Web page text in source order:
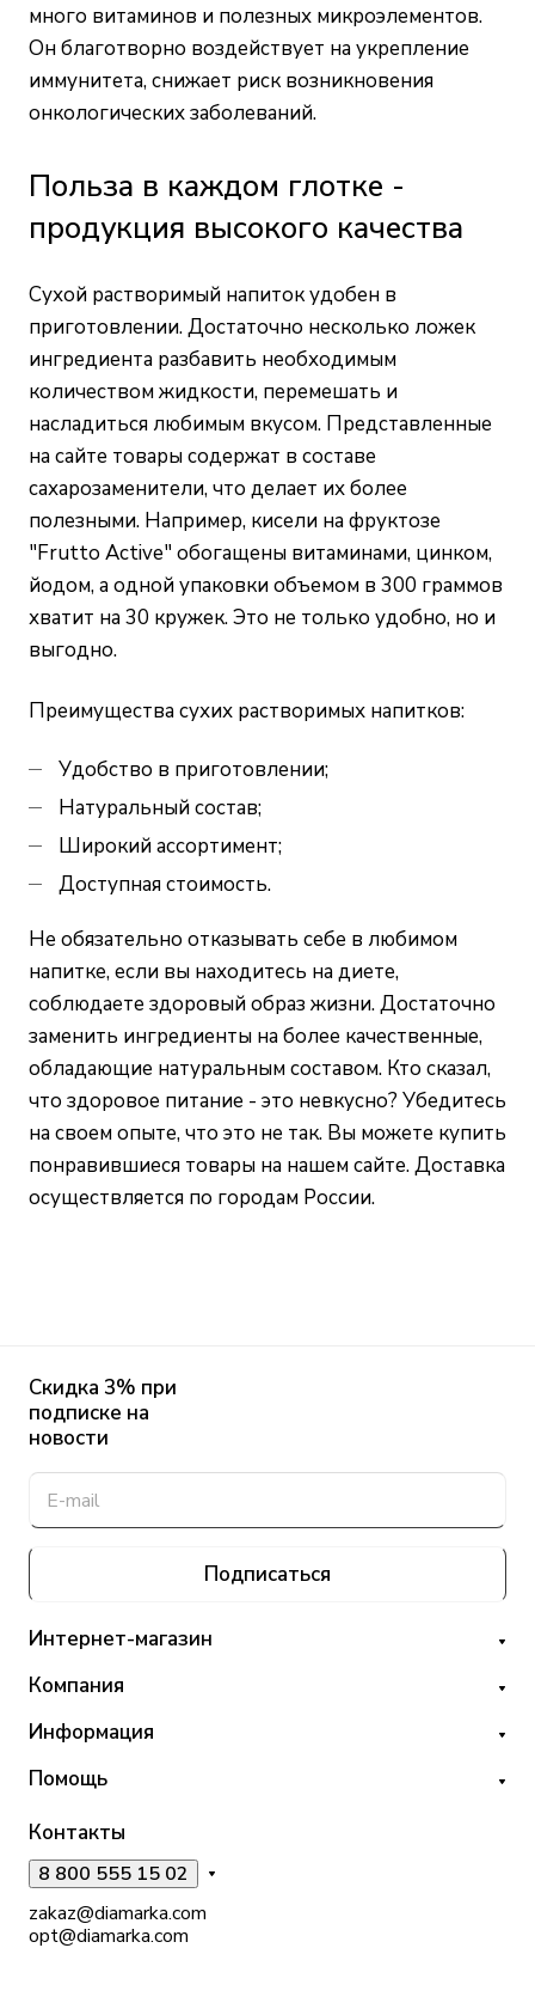
много витаминов и полезных микроэлементов.
Он благотворно воздействует на укрепление
иммунитета, снижает риск возникновения
онкологических заболеваний.
Польза в каждом глотке -
продукция высокого качества
Сухой растворимый напиток удобен в
приготовлении. Достаточно несколько ложек
ингредиента разбавить необходимым
количеством жидкости, перемешать и
насладиться любимым вкусом. Представленные
на сайте товары содержат в составе
сахарозаменители, что делает их более
полезными. Например, кисели на фруктозе
"Frutto Active" обогащены витаминами, цинком,
йодом, а одной упаковки объемом в 300 граммов
хватит на 30 кружек. Это не только удобно, но и
выгодно.
Преимущества сухих растворимых напитков:
Удобство в приготовлении;
Натуральный состав;
Широкий ассортимент;
Доступная стоимость.
Не обязательно отказывать себе в любимом
напитке, если вы находитесь на диете,
соблюдаете здоровый образ жизни. Достаточно
заменить ингредиенты на более качественные,
обладающие натуральным составом. Кто сказал,
что здоровое питание - это невкусно? Убедитесь
на своем опыте, что это не так. Вы можете купить
понравившиеся товары на нашем сайте. Доставка
осуществляется по городам России.
Скидка 3% при
подписке на
новости
Подписаться
Интернет-магазин
Компания
Информация
Помощь
Контакты
8 800 555 15 02
zakaz@diamarka.com
opt@diamarka.com